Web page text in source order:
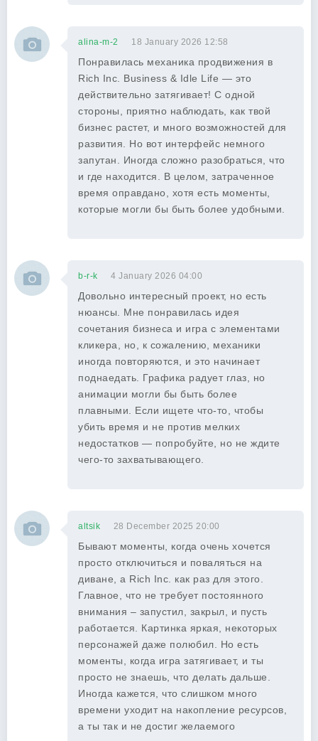
alina-m-2 18 January 2026 12:58
Понравилась механика продвижения в
Rich Inc. Business & Idle Life — это
действительно затягивает! С одной
стороны, приятно наблюдать, как твой
бизнес растет, и много возможностей для
развития. Но вот интерфейс немного
запутан. Иногда сложно разобраться, что
и где находится. В целом, затраченное
время оправдано, хотя есть моменты,
которые могли бы быть более удобными.
b-r-k 4 January 2026 04:00
Довольно интересный проект, но есть
нюансы. Мне понравилась идея
сочетания бизнеса и игра с элементами
кликера, но, к сожалению, механики
иногда повторяются, и это начинает
поднаедать. Графика радует глаз, но
анимации могли бы быть более
плавными. Если ищете что-то, чтобы
убить время и не против мелких
недостатков — попробуйте, но не ждите
чего-то захватывающего.
altsik 28 December 2025 20:00
Бывают моменты, когда очень хочется
просто отключиться и поваляться на
диване, а Rich Inc. как раз для этого.
Главное, что не требует постоянного
внимания – запустил, закрыл, и пусть
работается. Картинка яркая, некоторых
персонажей даже полюбил. Но есть
моменты, когда игра затягивает, и ты
просто не знаешь, что делать дальше.
Иногда кажется, что слишком много
времени уходит на накопление ресурсов,
а ты так и не достиг желаемого